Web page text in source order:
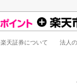
楽天証券について 法人